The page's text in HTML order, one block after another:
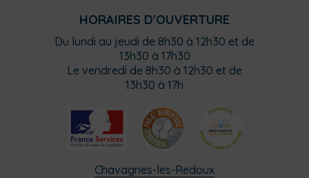
HORAIRES D'OUVERTURE
Du lundi au jeudi de 8h30 à 12h30 et de
13h30 à 17h30
Le vendredi de 8h30 à 12h30 et de
13h30 à 17h
Chavagnes-les-Redoux